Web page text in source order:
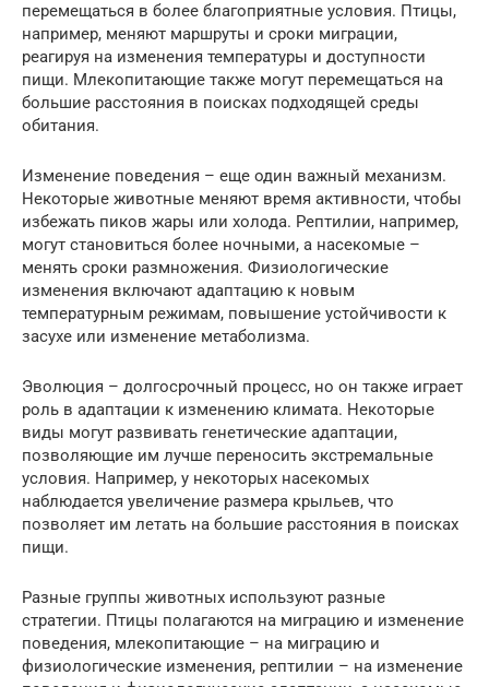
перемещаться в более благоприятные условия. Птицы,
например, меняют маршруты и сроки миграции,
реагируя на изменения температуры и доступности
пищи. Млекопитающие также могут перемещаться на
большие расстояния в поисках подходящей среды
обитания.
Изменение поведения – еще один важный механизм.
Некоторые животные меняют время активности, чтобы
избежать пиков жары или холода. Рептилии, например,
могут становиться более ночными, а насекомые –
менять сроки размножения. Физиологические
изменения включают адаптацию к новым
температурным режимам, повышение устойчивости к
засухе или изменение метаболизма.
Эволюция – долгосрочный процесс, но он также играет
роль в адаптации к изменению климата. Некоторые
виды могут развивать генетические адаптации,
позволяющие им лучше переносить экстремальные
условия. Например, у некоторых насекомых
наблюдается увеличение размера крыльев, что
позволяет им летать на большие расстояния в поисках
пищи.
Разные группы животных используют разные
стратегии. Птицы полагаются на миграцию и изменение
поведения, млекопитающие – на миграцию и
физиологические изменения, рептилии – на изменение